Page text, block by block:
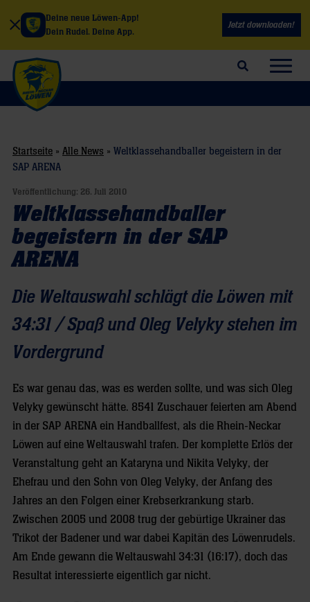
Deine neue Löwen-App!
Dein Rudel. Deine App.
Jetzt downloaden!
Suchfeld öffnen
Startseite » Alle News » Weltklassehandballer begeistern in der
SAP ARENA
Veröffentlichung: 26. Juli 2010
Weltklassehandballer
begeistern in der SAP
ARENA
Die Weltauswahl schlägt die Löwen mit
34:31 / Spaß und Oleg Velyky stehen im
Vordergrund
Es war genau das, was es werden sollte, und was sich Oleg
Velyky gewünscht hätte. 8541 Zuschauer feierten am Abend
in der SAP ARENA ein Handballfest, als die Rhein-Neckar
Löwen auf eine Weltauswahl trafen. Der komplette Erlös der
Veranstaltung geht an Kataryna und Nikita Velyky, der
Ehefrau und den Sohn von Oleg Velyky, der Anfang des
Jahres an den Folgen einer Krebserkrankung starb.
Zwischen 2005 und 2008 trug der gebürtige Ukrainer das
Trikot der Badener und war dabei Kapitän des Löwenrudels.
Am Ende gewann die Weltauswahl 34:31 (16:17), doch das
Resultat interessierte eigentlich gar nicht.